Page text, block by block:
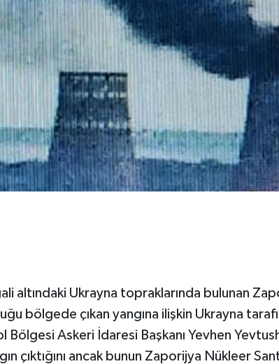
altındaki Ukrayna topraklarında bulunan
bölgede çıkan yangına ilişkin Ukrayna
Bölgesi Askeri İdaresi Başkanı Yevhen
çıktığını ancak bunun Zaporijya Nükleer